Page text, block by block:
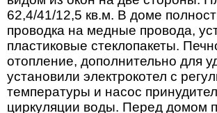
62,4/41/12,5 кв.м. В доме
проводка на медные провода,
пластиковые стеклопакеты.
отопление, дополнительно для
установили электрокотел с
температуры и насос
циркуляции воды. Перед домом